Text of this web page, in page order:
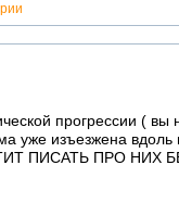
прогрессии (
уже изъезжена
ПИСАТЬ ПРО